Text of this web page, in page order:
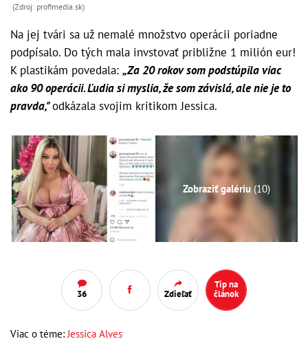
(Zdroj: profimedia.sk)
Na jej tvári sa už nemalé množstvo operácii poriadne
podpísalo. Do tých mala invstovať približne 1 milión eur!
K plastikám povedala: „Za 20 rokov som podstúpila viac
ako 90 operácii. Ľudia si myslia, že som závislá, ale nie je to
pravda,"odkázala svojim kritikom Jessica.
Zobraziť galériu(10)
36 Zdieľať
Tip na
článok
Viac o téme: Jessica Alves